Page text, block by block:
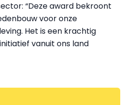
“Deze award bekroont
voor onze
Het is een krachtig
vanuit ons land